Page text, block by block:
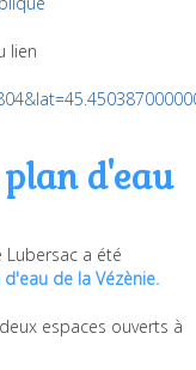
lien
d'eau
Lubersac a été
de la Vézènie.
espaces ouverts à